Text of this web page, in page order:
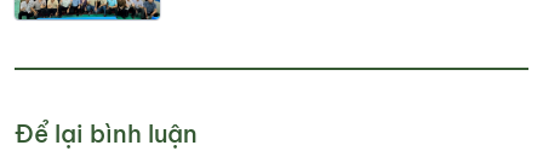
Để lại bình luận